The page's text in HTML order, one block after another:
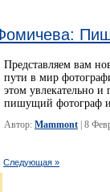
Представляем вам
пути в мир
этом увлекательно и
пишущий фотограф
Автор: Mammont | 8
Следующая »